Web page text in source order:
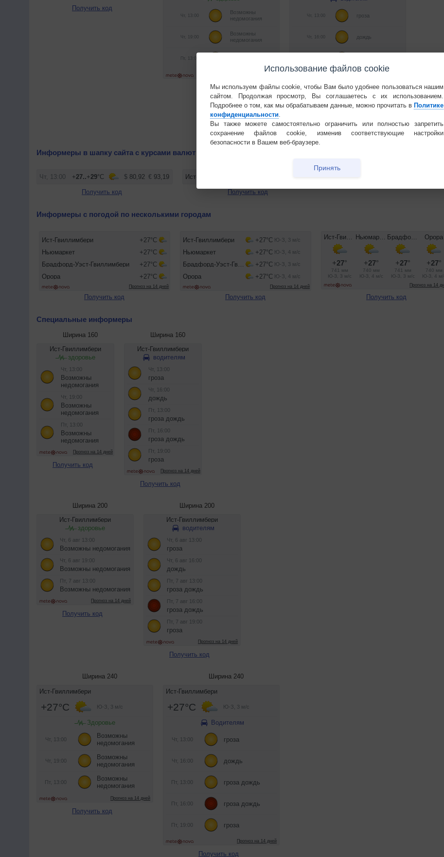
Получить код
Получить код
Получить код
Информеры в шапку сайта с курсами валют
Получить код Получить код
Информеры с погодой по несколькими городам
Получить код Получить код Получить код
Специальные информеры
Ширина 160
Получить код
Ширина 160
Получить код
Ширина 200
Получить код
Ширина 200
Получить код
Ширина 240
Получить код
Ширина 240
Получить код
Использование файлов cookie
Мы используем файлы cookie, чтобы Вам было удобнее пользоваться нашим
сайтом. Продолжая просмотр, Вы соглашаетесь с их использованием.
Подробнее о том, как мы обрабатываем данные, можно прочитать в Политике
конфиденциальности.
Вы также можете самостоятельно ограничить или полностью запретить
сохранение файлов cookie, изменив соответствующие настройки
безопасности в Вашем веб-браузере.
Принять